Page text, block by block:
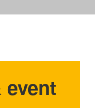
event